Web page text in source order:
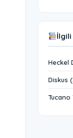
Heckel
Diskus
Tucano